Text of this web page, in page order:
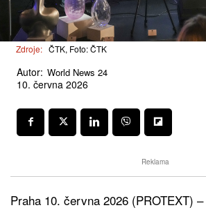
Zdroje: ČTK, Foto: ČTK
Autor: World News 24
10. června 2026
Reklama
Praha 10. června 2026 (PROTEXT) –